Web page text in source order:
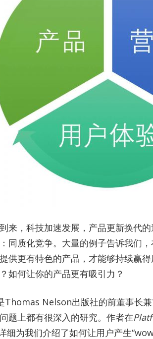
来，科技加速发展，产品更新换代
同质化竞争。大量的例子告诉我们
供更有特色的产品，才能够持续赢
如何让你的产品更有吸引力？
Nelson出版社的前董事长
题上都有很深入的研究。作者在
细为我们介绍了如何让用户产生